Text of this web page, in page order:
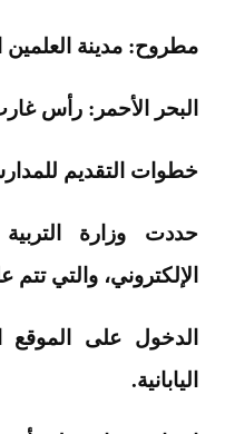
مطروح: مدينة العلمين
البحر الأحمر: رأس
خطوات التقديم للمدارس
حددت وزارة
الإلكتروني، والتي تتم
الدخول على الموقع
اليابانية.